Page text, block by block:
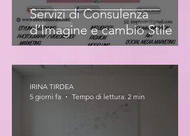
Servizi di Consulenza
d’Imagine e cambio Stile
IRINA TIRDEA
5 giorni fa
Tempo di lettura: 2 min